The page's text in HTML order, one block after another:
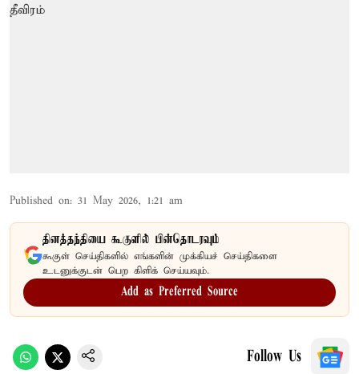
Published on: 31 May 2026, 1:21 am
தினத்தந்தியை கூகுளில் பின்தொடரவும்
கூகுள் செய்திகளில் எங்களின் முக்கியச் செய்திகளை
உடனுக்குடன் பெற கிளிக் செய்யவும்.
Add as Preferred Source
Follow Us